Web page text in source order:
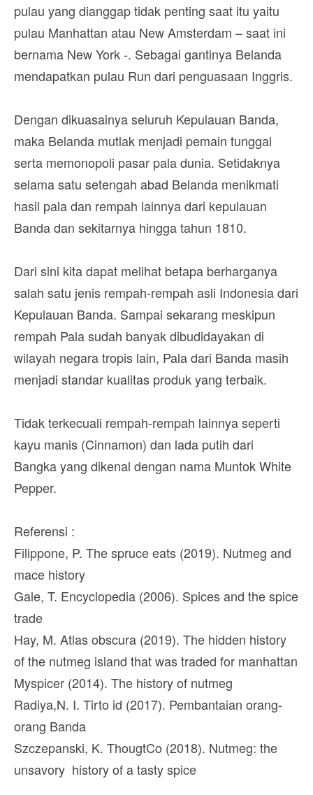
pulau yang dianggap tidak penting saat itu yaitu
pulau Manhattan atau New Amsterdam – saat ini
bernama New York -. Sebagai gantinya Belanda
mendapatkan pulau Run dari penguasaan Inggris.
Dengan dikuasainya seluruh Kepulauan Banda,
maka Belanda mutlak menjadi pemain tunggal
serta memonopoli pasar pala dunia. Setidaknya
selama satu setengah abad Belanda menikmati
hasil pala dan rempah lainnya dari kepulauan
Banda dan sekitarnya hingga tahun 1810.
Dari sini kita dapat melihat betapa berharganya
salah satu jenis rempah-rempah asli Indonesia dari
Kepulauan Banda. Sampai sekarang meskipun
rempah Pala sudah banyak dibudidayakan di
wilayah negara tropis lain, Pala dari Banda masih
menjadi standar kualitas produk yang terbaik.
Tidak terkecuali rempah-rempah lainnya seperti
kayu manis (Cinnamon) dan lada putih dari
Bangka yang dikenal dengan nama Muntok White
Pepper.
Referensi :
Filippone, P. The spruce eats (2019). Nutmeg and
mace history
Gale, T. Encyclopedia (2006). Spices and the spice
trade
Hay, M. Atlas obscura (2019). The hidden history
of the nutmeg island that was traded for manhattan
Myspicer (2014). The history of nutmeg
Radiya,N. I. Tirto id (2017). Pembantaian orang-
orang Banda
Szczepanski, K. ThougtCo (2018). Nutmeg: the
unsavory history of a tasty spice